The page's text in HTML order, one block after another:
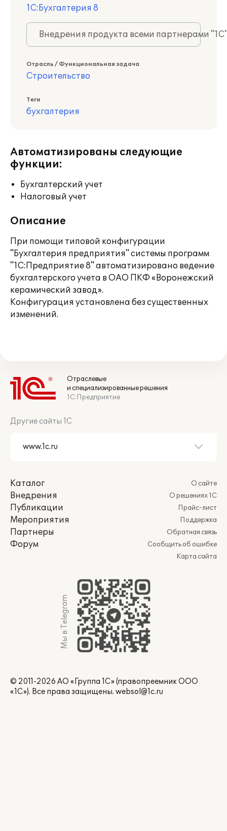
1С:Бухгалтерия 8
Внедрения продукта всеми партнерами
Отрасль / Функциональная задача
Строительство
Теги
бухгалтерия
Автоматизированы следующие
функции:
Бухгалтерский учет
Налоговый учет
Описание
При помощи типовой конфигурации
"Бухгалтерия предприятия" системы программ
"1С:Предприятие 8" автоматизировано ведение
бухгалтерского учета в ОАО ПКФ «Воронежский
керамический завод».
Конфигурация установлена без существенных
изменений.
Отраслевые
и специализированные решения
1С:Предприятие
Другие сайты 1С
Каталог
Внедрения
Публикации
Мероприятия
Партнеры
Форум
О сайте
О решениях 1С
Прайс-лист
Поддержка
Обратная связь
Сообщить об ошибке
Карта сайта
Мы в Telegram
© 2011-2026 АО «Группа 1С» (правопреемник ООО
«1С»). Все права защищены. websol@1c.ru